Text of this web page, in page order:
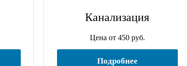
Канализация
Цена от 450 руб.
Подробнее